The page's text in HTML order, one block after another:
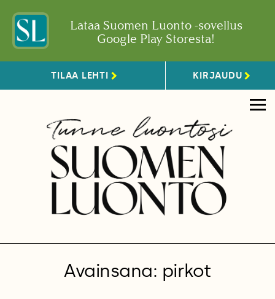
Lataa Suomen Luonto -sovellus
Google Play Storesta!
TILAA LEHTI KIRJAUDU
Avainsana: pirkot